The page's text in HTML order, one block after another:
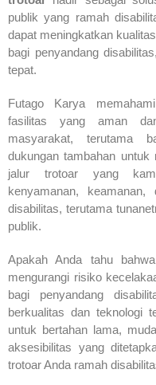
publik yang ramah
dapat meningkatkan
bagi penyandang disabilitas,
tepat.
Futago Karya
fasilitas yang aman
masyarakat, terutama
dukungan tambahan
jalur trotoar yang
kenyamanan,
disabilitas, terutama
publik.
Apakah Anda tahu
mengurangi risiko
bagi penyandang
berkualitas dan teknologi
untuk bertahan lama,
aksesibilitas yang
trotoar Anda ramah